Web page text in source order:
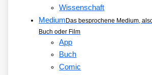
Wissenschaft
MediumDas besprochene Medium,
Buch oder Film
App
Buch
Comic